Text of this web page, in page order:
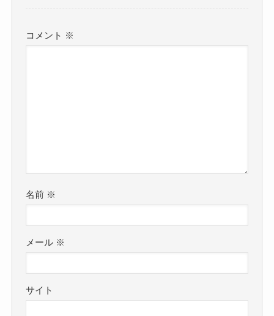
コメント ※
名前 ※
メール ※
サイト